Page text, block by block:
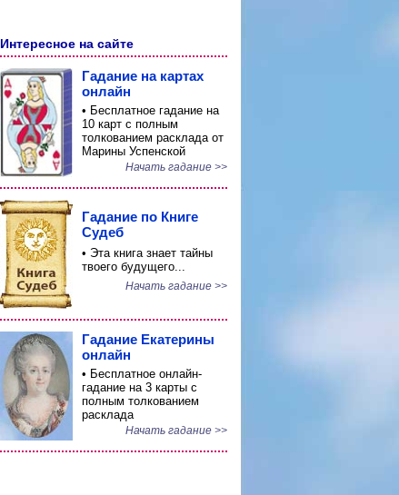
Интересное на сайте
Гадание на картах
онлайн
• Бесплатное гадание на
10 карт с полным
толкованием расклада от
Марины Успенской
Начать гадание >>
Гадание по Книге
Судеб
• Эта книга знает тайны
твоего будущего...
Начать гадание >>
Гадание Екатерины
онлайн
• Бесплатное онлайн-
гадание на 3 карты с
полным толкованием
расклада
Начать гадание >>